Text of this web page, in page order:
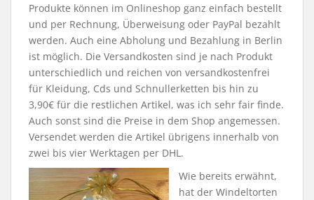
Produkte können im Onlineshop ganz einfach bestellt
und per Rechnung, Überweisung oder PayPal bezahlt
werden. Auch eine Abholung und Bezahlung in Berlin
ist möglich. Die Versandkosten sind je nach Produkt
unterschiedlich und reichen von versandkostenfrei
für Kleidung, Cds und Schnullerketten bis hin zu
3,90€ für die restlichen Artikel, was ich sehr fair finde.
Auch sonst sind die Preise in dem Shop angemessen.
Versendet werden die Artikel übrigens innerhalb von
zwei bis vier Werktagen per DHL.
Wie bereits erwähnt,
hat der Windeltorten